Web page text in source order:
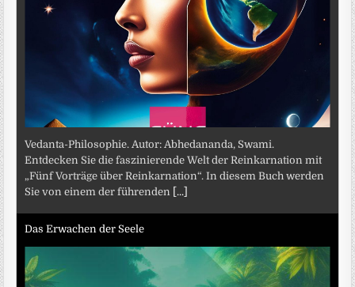
Vedanta-Philosophie. Autor: Abhedananda, Swami.
Entdecken Sie die faszinierende Welt der Reinkarnation mit
„Fünf Vorträge über Reinkarnation“. In diesem Buch werden
Sie von einem der führenden [...]
Das Erwachen der Seele